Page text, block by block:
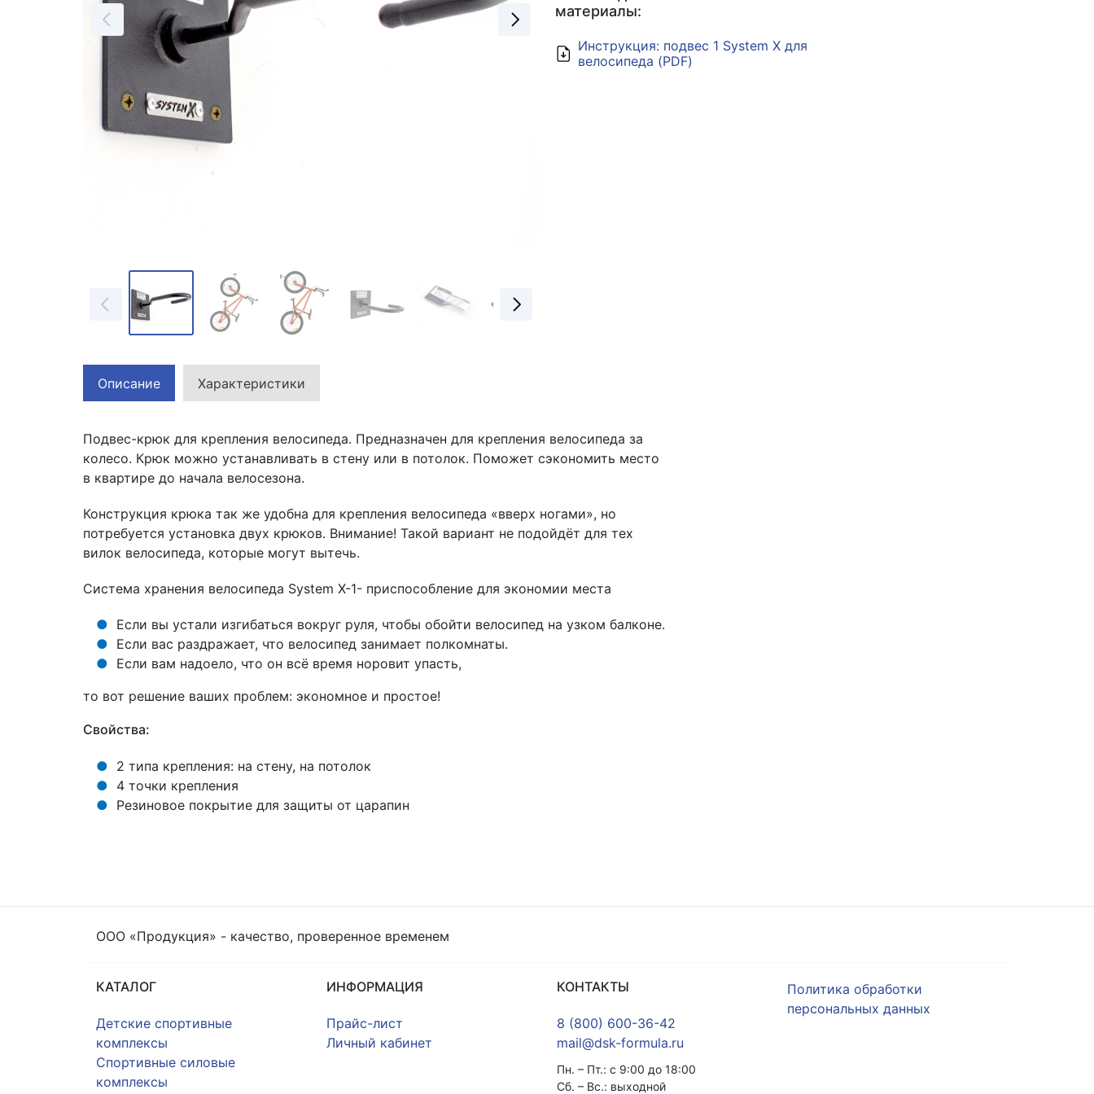
Кольца баскетбольные
Подвесы для боксерских
груш\мешков
Стойки для гантелей, блинов и
грифов
материалы:
Инструкция: подвес 1 System X для
велосипеда (PDF)
Описание Характеристики
Подвес-крюк для крепления велосипеда. Предназначен для крепления велосипеда за
колесо. Крюк можно устанавливать в стену или в потолок. Поможет сэкономить место
в квартире до начала велосезона.
Конструкция крюка так же удобна для крепления велосипеда «вверх ногами», но
потребуется установка двух крюков. Внимание! Такой вариант не подойдёт для тех
вилок велосипеда, которые могут вытечь.
Система хранения велосипеда System X-1- приспособление для экономии места
Если вы устали изгибаться вокруг руля, чтобы обойти велосипед на узком балконе.
Если вас раздражает, что велосипед занимает полкомнаты.
Если вам надоело, что он всё время норовит упасть,
то вот решение ваших проблем: экономное и простое!
Свойства:
2 типа крепления: на стену, на потолок
4 точки крепления
Резиновое покрытие для защиты от царапин
ООО «Продукция» - качество, проверенное временем
КАТАЛОГ
Детские спортивные
комплексы
Спортивные силовые
комплексы
ИНФОРМАЦИЯ
Прайс-лист
Личный кабинет
КОНТАКТЫ
8 (800) 600-36-42
mail@dsk-formula.ru
Пн. – Пт.: с 9:00 до 18:00
Сб. – Вс.: выходной
Политика обработки
персональных данных